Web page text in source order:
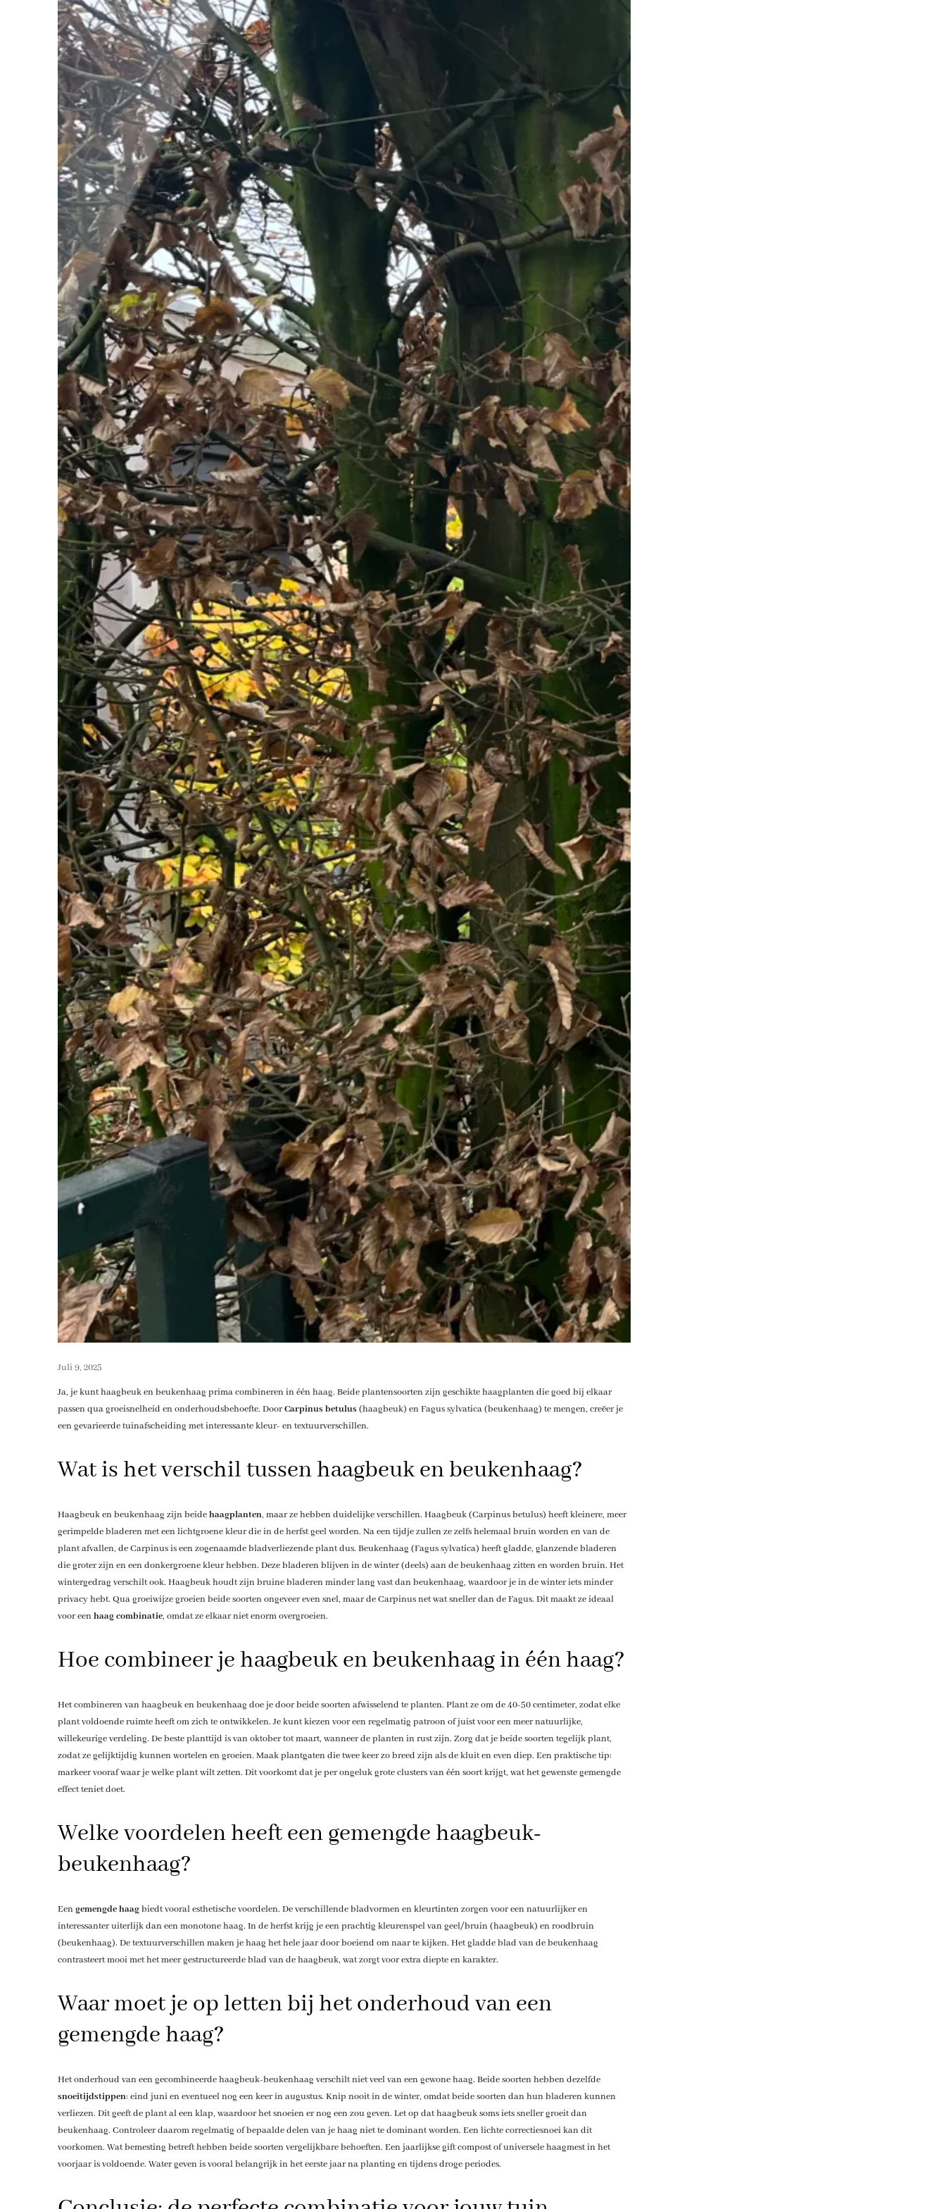
Juli 9, 2025
Ja, je kunt haagbeuk en beukenhaag prima combineren in één haag. Beide plantensoorten zijn geschikte haagplanten die goed bij elkaar
passen qua groeisnelheid en onderhoudsbehoefte. DoorCarpinus betulus(haagbeuk) en Fagus sylvatica (beukenhaag) te mengen, creëer je
een gevarieerde tuinafscheiding met interessante kleur- en textuurverschillen.
Wat is het verschil tussen haagbeuk en beukenhaag?
Haagbeuk en beukenhaag zijn beidehaagplanten, maar ze hebben duidelijke verschillen. Haagbeuk (Carpinus betulus) heeft kleinere, meer
gerimpelde bladeren met een lichtgroene kleur die in de herfst geel worden. Na een tijdje zullen ze zelfs helemaal bruin worden en van de
plant afvallen, de Carpinus is een zogenaamde bladverliezende plant dus. Beukenhaag (Fagus sylvatica) heeft gladde, glanzende bladeren
die groter zijn en een donkergroene kleur hebben. Deze bladeren blijven in de winter (deels) aan de beukenhaag zitten en worden bruin. Het
wintergedrag verschilt ook. Haagbeuk houdt zijn bruine bladeren minder lang vast dan beukenhaag, waardoor je in de winter iets minder
privacy hebt. Qua groeiwijze groeien beide soorten ongeveer even snel, maar de Carpinus net wat sneller dan de Fagus. Dit maakt ze ideaal
voor eenhaag combinatie, omdat ze elkaar niet enorm overgroeien.
Hoe combineer je haagbeuk en beukenhaag in één haag?
Het combineren van haagbeuk en beukenhaag doe je door beide soorten afwisselend te planten. Plant ze om de 40-50 centimeter, zodat elke
plant voldoende ruimte heeft om zich te ontwikkelen. Je kunt kiezen voor een regelmatig patroon of juist voor een meer natuurlijke,
willekeurige verdeling. De beste planttijd is van oktober tot maart, wanneer de planten in rust zijn. Zorg dat je beide soorten tegelijk plant,
zodat ze gelijktijdig kunnen wortelen en groeien. Maak plantgaten die twee keer zo breed zijn als de kluit en even diep. Een praktische tip:
markeer vooraf waar je welke plant wilt zetten. Dit voorkomt dat je per ongeluk grote clusters van één soort krijgt, wat het gewenste gemengde
effect teniet doet.
Welke voordelen heeft een gemengde haagbeuk-
beukenhaag?
Eengemengde haagbiedt vooral esthetische voordelen. De verschillende bladvormen en kleurtinten zorgen voor een natuurlijker en
interessanter uiterlijk dan een monotone haag. In de herfst krijg je een prachtig kleurenspel van geel/bruin (haagbeuk) en roodbruin
(beukenhaag). De textuurverschillen maken je haag het hele jaar door boeiend om naar te kijken. Het gladde blad van de beukenhaag
contrasteert mooi met het meer gestructureerde blad van de haagbeuk, wat zorgt voor extra diepte en karakter.
Waar moet je op letten bij het onderhoud van een
gemengde haag?
Het onderhoud van een gecombineerde haagbeuk-beukenhaag verschilt niet veel van een gewone haag. Beide soorten hebben dezelfde
snoeitijdstippen: eind juni en eventueel nog een keer in augustus. Knip nooit in de winter, omdat beide soorten dan hun bladeren kunnen
verliezen. Dit geeft de plant al een klap, waardoor het snoeien er nog een zou geven. Let op dat haagbeuk soms iets sneller groeit dan
beukenhaag. Controleer daarom regelmatig of bepaalde delen van je haag niet te dominant worden. Een lichte correctiesnoei kan dit
voorkomen. Wat bemesting betreft hebben beide soorten vergelijkbare behoeften. Een jaarlijkse gift compost of universele haagmest in het
voorjaar is voldoende. Water geven is vooral belangrijk in het eerste jaar na planting en tijdens droge periodes.